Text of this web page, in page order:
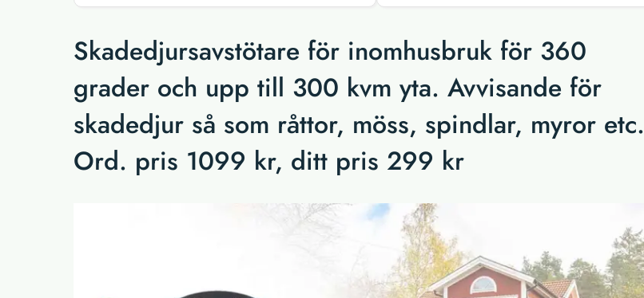
Skadedjursavstötare för inomhusbruk för 360
grader och upp till 300 kvm yta. Avvisande för
skadedjur så som råttor, möss, spindlar, myror etc.
Ord. pris 1099 kr, ditt pris 299 kr